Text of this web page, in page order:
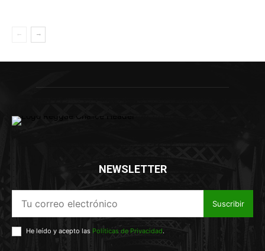
NEWSLETTER
Suscribir
He leído y acepto las Políticas de Privacidad.